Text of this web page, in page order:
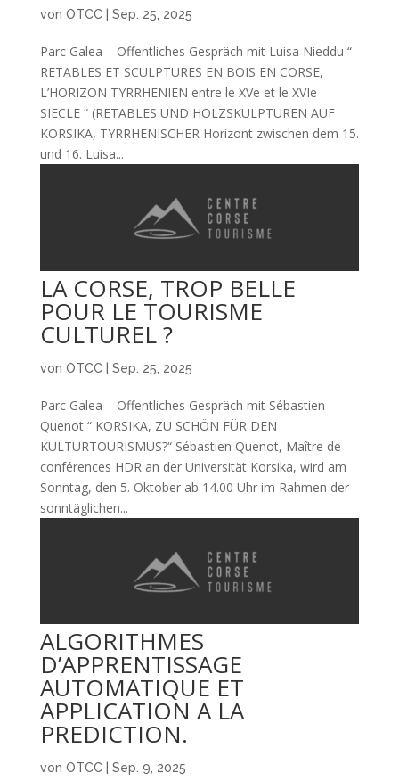
von OTCC| Sep. 25, 2025
Parc Galea – Öffentliches Gespräch mit Luisa Nieddu “
RETABLES ET SCULPTURES EN BOIS EN CORSE,
L’HORIZON TYRRHENIEN entre le XVe et le XVIe
SIECLE “ (RETABLES UND HOLZSKULPTUREN AUF
KORSIKA, TYRRHENISCHER Horizont zwischen dem 15.
und 16. Luisa...
LA CORSE, TROP BELLE
POUR LE TOURISME
CULTUREL ?
von OTCC| Sep. 25, 2025
Parc Galea – Öffentliches Gespräch mit Sébastien
Quenot “ KORSIKA, ZU SCHÖN FÜR DEN
KULTURTOURISMUS?“ Sébastien Quenot, Maître de
conférences HDR an der Universität Korsika, wird am
Sonntag, den 5. Oktober ab 14.00 Uhr im Rahmen der
sonntäglichen...
ALGORITHMES
D’APPRENTISSAGE
AUTOMATIQUE ET
APPLICATION A LA
PREDICTION.
von OTCC| Sep. 9, 2025